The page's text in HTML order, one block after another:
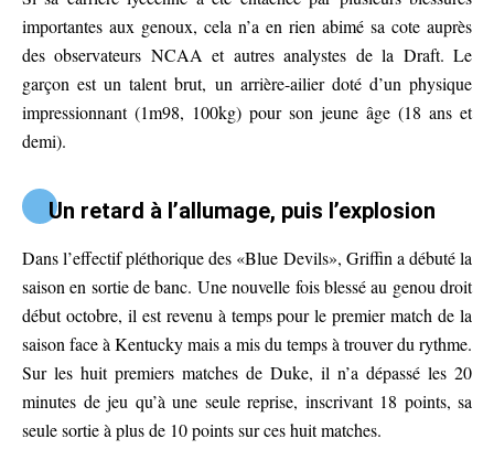
importantes aux genoux, cela n’a en rien abimé sa cote auprès
des observateurs NCAA et autres analystes de la Draft. Le
garçon est un talent brut, un arrière-ailier doté d’un physique
impressionnant (1m98, 100kg) pour son jeune âge (18 ans et
demi).
Un retard à l’allumage, puis l’explosion
Dans l’effectif pléthorique des «Blue Devils», Griffin a débuté la
saison en sortie de banc. Une nouvelle fois blessé au genou droit
début octobre, il est revenu à temps pour le premier match de la
saison face à Kentucky mais a mis du temps à trouver du rythme.
Sur les huit premiers matches de Duke, il n’a dépassé les 20
minutes de jeu qu’à une seule reprise, inscrivant 18 points, sa
seule sortie à plus de 10 points sur ces huit matches.